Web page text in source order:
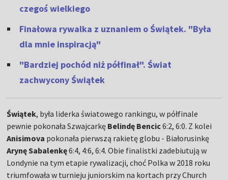
czegoś wielkiego
Finałowa rywalka z uznaniem o Świątek. "Była
dla mnie inspiracją"
"Bardziej pochód niż półfinał". Świat
zachwycony Świątek
Świątek, była liderka światowego rankingu, w półfinale
pewnie pokonała Szwajcarkę Belindę Bencic6:2, 6:0. Z kolei
Anisimova pokonała pierwszą rakietę globu - Białorusinkę
Arynę Sabalenkę6:4, 4:6, 6:4. Obie finalistki zadebiutują w
Londynie na tym etapie rywalizacji, choć Polka w 2018 roku
triumfowała w turnieju juniorskim na kortach przy Church